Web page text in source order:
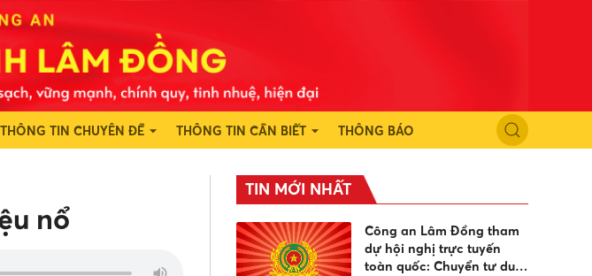
THÔNG TIN CHUYÊN ĐỀ THÔNG TIN CẦN BIẾT THÔNG BÁO
nổ
TIN MỚI NHẤT
Công an Lâm Đồng tham
dự hội nghị trực tuyến
toàn quốc: Chuyển tư duy